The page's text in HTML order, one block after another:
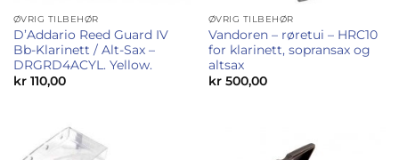
ØVRIG TILBEHØR
D’Addario Reed Guard IV
Bb-Klarinett / Alt-Sax –
DRGRD4ACYL. Yellow.
kr110,00
ØVRIG TILBEHØR
Vandoren – røretui – HRC10
for klarinett, sopransax og
altsax
kr500,00